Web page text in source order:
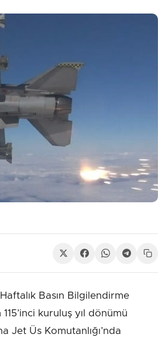
Basın Bilgilendirme
115’inci kuruluş yıl dönümü
Jet Üs Komutanlığı’nda